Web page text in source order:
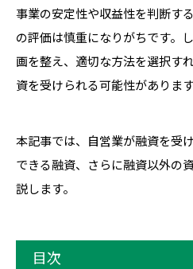
事業の安定性や収益性を判断す
の評価は慎重になりがちです。
画を整え、適切な方法を選択す
資を受けられる可能性があります
本記事では、自営業が融資を受
できる融資、さらに融資以外の
説します。
目次